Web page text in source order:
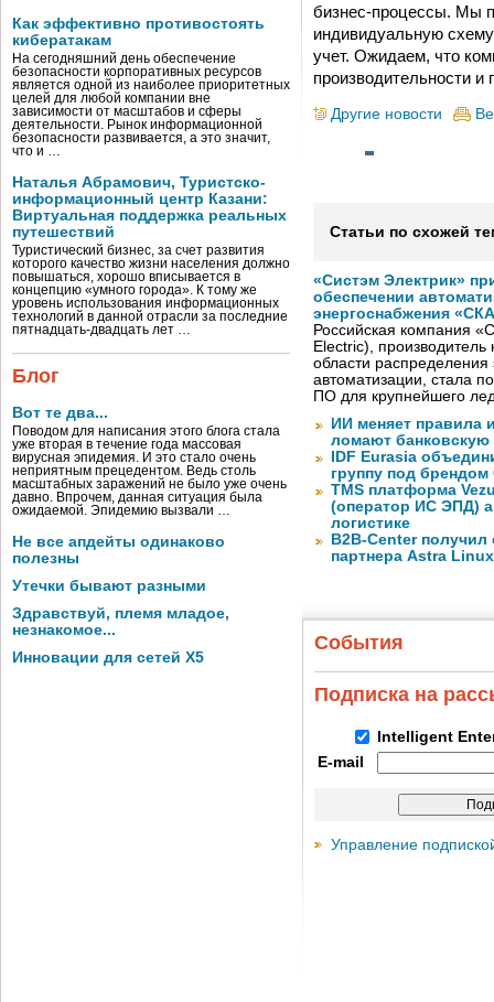
Как эффективно противостоять
кибератакам
На сегодняшний день обеспечение
безопасности корпоративных ресурсов
является одной из наиболее приоритетных
целей для любой компании вне
зависимости от масштабов и сферы
деятельности. Рынок информационной
безопасности развивается, а это значит,
что и …
Наталья Абрамович, Туристско-
информационный центр Казани:
Виртуальная поддержка реальных
путешествий
Туристический бизнес, за счет развития
которого качество жизни населения должно
повышаться, хорошо вписывается в
концепцию «умного города». К тому же
уровень использования информационных
технологий в данной отрасли за последние
пятнадцать-двадцать лет …
Блог
Вот те два...
Поводом для написания этого блога стала
уже вторая в течение года массовая
вирусная эпидемия. И это стало очень
неприятным прецедентом. Ведь столь
масштабных заражений не было уже очень
давно. Впрочем, данная ситуация была
ожидаемой. Эпидемию вызвали …
Не все апдейты одинаково
полезны
Утечки бывают разными
Здравствуй, племя младое,
незнакомое...
Инновации для сетей X5
бизнес-процессы. Мы
индивидуальную
учет. Ожидаем, что
производительности
Другие новости
Статьи по схожей
«Систэм Электрик»
обеспечении
энергоснабжения
Российская компания
Electric),
области распределения
автоматизации, стала
ПО для крупнейшего
ИИ меняет правила
ломают
IDF Eurasia
группу под
TMS платформа
(оператор ИС ЭПД)
логистике
B2B-Center получил
партнера Astra Linux
События
Подписка на
Intelligent
E-mail
Управление